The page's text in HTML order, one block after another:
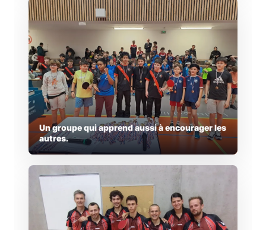
Un groupe qui apprend aussi à encourager les
autres.